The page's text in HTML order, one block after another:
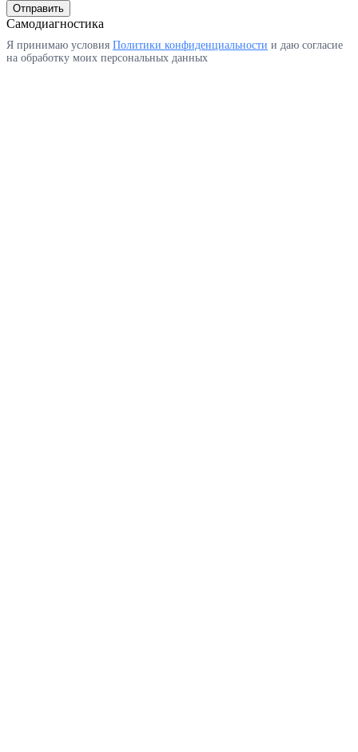
Отправить
Самодиагностика
Я принимаю условия Политики конфиденциальности и даю согласие
на обработку моих персональных данных